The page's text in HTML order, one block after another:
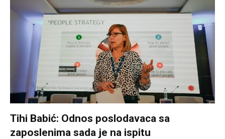
Tihi Babić: Odnos poslodavaca sa
zaposlenima sada je na ispitu